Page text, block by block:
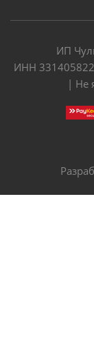
ИП
ИНН
| Не